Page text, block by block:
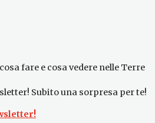
fare e cosa vedere nelle Terre
Subito una sorpresa per te!